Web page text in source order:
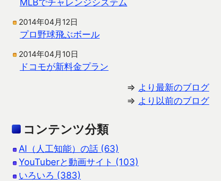
2014年04月12日
プロ野球飛ぶボール
2014年04月10日
ドコモが新料金プラン
⇒ より最新のブログ
⇒ より以前のブログ
コンテンツ分類
AI（人工知能）の話 (63)
YouTuberと動画サイト (103)
いろいろ (383)